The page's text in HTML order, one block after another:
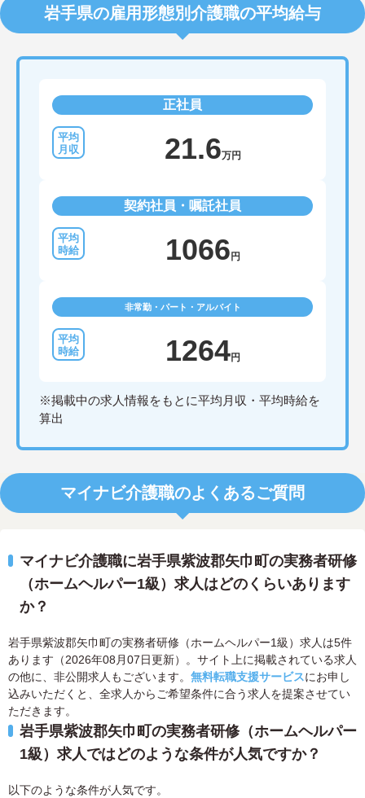
岩手県の雇用形態別介護職の平均給与
正社員
21.6万円
契約社員・嘱託社員
1066 円
非常勤・パート・アルバイト
1264円
※掲載中の求人情報をもとに平均月収・平均時給を
算出
マイナビ介護職のよくあるご質問
マイナビ介護職に岩手県紫波郡矢巾町の実務者研修
（ホームヘルパー1級）求人はどのくらいあります
か？
岩手県紫波郡矢巾町の実務者研修（ホームヘルパー1級）求人は5件
あります（2026年08月07日更新）。サイト上に掲載されている求人
の他に、非公開求人もございます。 無料転職支援サービスにお申し
込みいただくと、全求人からご希望条件に合う求人を提案させてい
ただきます。
岩手県紫波郡矢巾町の実務者研修（ホームヘルパー
1級）求人ではどのような条件が人気ですか？
以下のような条件が人気です。